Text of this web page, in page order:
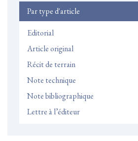
Par type d'article
Editorial
Article original
Récit de terrain
Note technique
Note bibliographique
Lettre à l’éditeur